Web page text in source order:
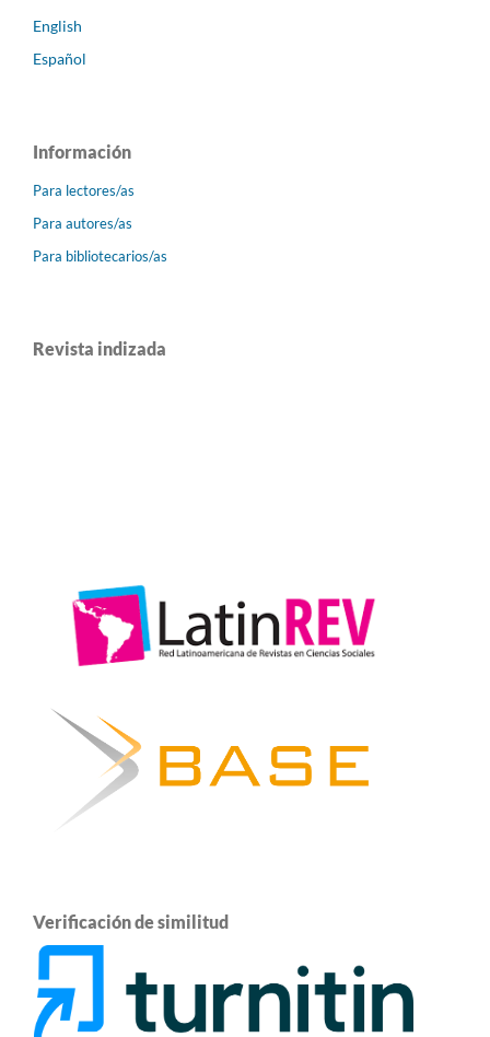
English
Español
Información
Para lectores/as
Para autores/as
Para bibliotecarios/as
Revista indizada
Verificación de similitud